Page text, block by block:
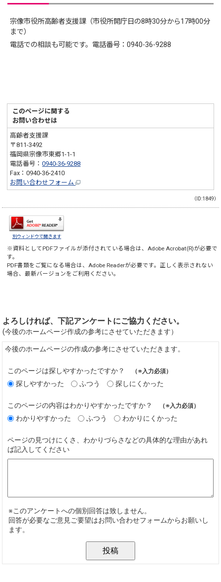
宗像市役所高齢者支援課（市役所開庁日の8時30分から17時00分
まで）
電話での相談も可能です。電話番号：0940-36-9288
このページに関する
お問い合わせは
高齢者支援課
〒811-3492
福岡県宗像市東郷1-1-1
電話番号：0940-36-9288
Fax：0940-36-2410
お問い合わせフォーム
（ID:1849）
別ウィンドウで開きます
※資料としてPDFファイルが添付されている場合は、Adobe Acrobat(R)が必要で
す。
PDF書類をご覧になる場合は、Adobe Readerが必要です。正しく表示されない
場合、最新バージョンをご利用ください。